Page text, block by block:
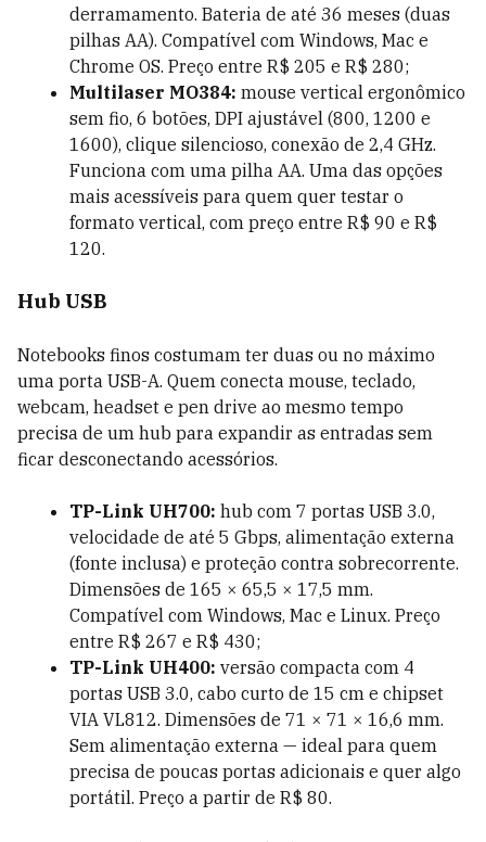
derramamento. Bateria de até 36 meses (duas
pilhas AA). Compatível com Windows, Mac e
Chrome OS. Preço entre R$ 205 e R$ 280;
Multilaser MO384: mouse vertical ergonômico
sem fio, 6 botões, DPI ajustável (800, 1200 e
1600), clique silencioso, conexão de 2,4 GHz.
Funciona com uma pilha AA. Uma das opções
mais acessíveis para quem quer testar o
formato vertical, com preço entre R$ 90 e R$
120.
Hub USB
Notebooks finos costumam ter duas ou no máximo
uma porta USB-A. Quem conecta mouse, teclado,
webcam, headset e pen drive ao mesmo tempo
precisa de um hub para expandir as entradas sem
ficar desconectando acessórios.
TP-Link UH700: hub com 7 portas USB 3.0,
velocidade de até 5 Gbps, alimentação externa
(fonte inclusa) e proteção contra sobrecorrente.
Dimensões de 165 × 65,5 × 17,5 mm.
Compatível com Windows, Mac e Linux. Preço
entre R$ 267 e R$ 430;
TP-Link UH400: versão compacta com 4
portas USB 3.0, cabo curto de 15 cm e chipset
VIA VL812. Dimensões de 71 × 71 × 16,6 mm.
Sem alimentação externa — ideal para quem
precisa de poucas portas adicionais e quer algo
portátil. Preço a partir de R$ 80.